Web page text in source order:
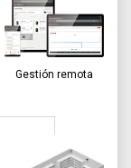
Gestión remota